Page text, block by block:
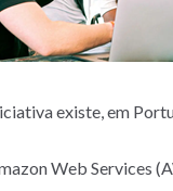
existe, em
Web Services